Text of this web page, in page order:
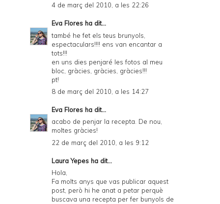
4 de març del 2010, a les 22:26
Eva Flores ha dit...
també he fet els teus brunyols,
espectaculars!!!! ens van encantar a
tots!!!
en uns dies penjaré les fotos al meu
bloc, gràcies, gràcies, gràcies!!!
pt!
8 de març del 2010, a les 14:27
Eva Flores ha dit...
acabo de penjar la recepta. De nou,
moltes gràcies!
22 de març del 2010, a les 9:12
Laura Yepes ha dit...
Hola,
Fa molts anys que vas publicar aquest
post, però hi he anat a petar perquè
buscava una recepta per fer bunyols de